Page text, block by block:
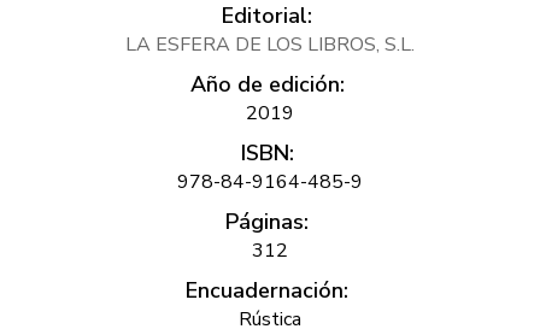
Editorial:
LA ESFERA DE LOS LIBROS, S.L.
Año de edición:
2019
ISBN:
978-84-9164-485-9
Páginas:
312
Encuadernación:
Rústica